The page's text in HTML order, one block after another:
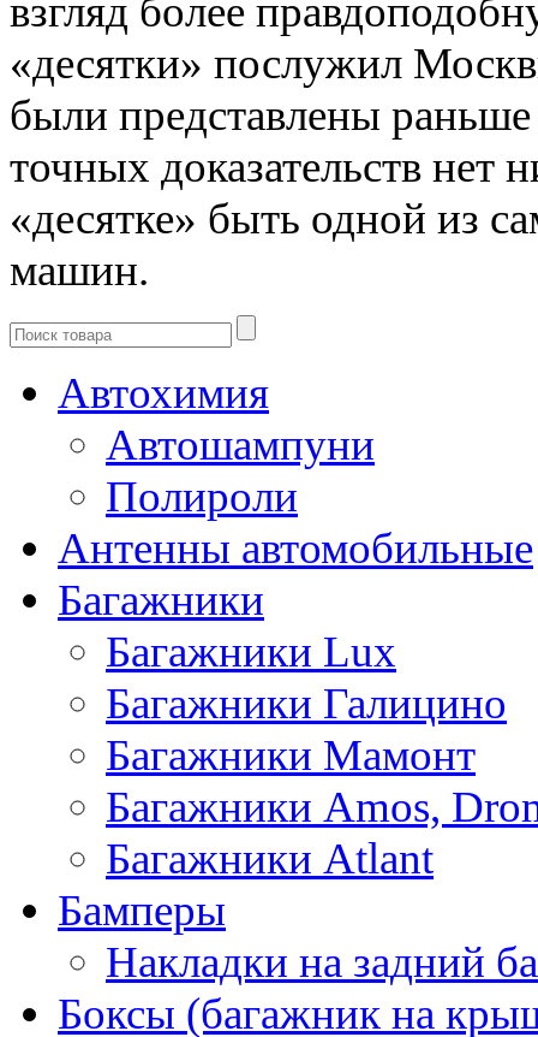
взгляд более
«десятки» послужил
были представлены
точных доказательств нет
«десятке» быть одной из
машин.
Автохимия
Автошампуни
Полироли
Антенны автомобильные
Багажники
Багажники Lux
Багажники Галицино
Багажники Мамонт
Багажники Amos,
Багажники Atlant
Бамперы
Накладки на задний
Боксы (багажник на